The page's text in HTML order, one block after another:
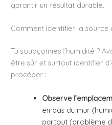
garantir un résultat durable.
Comment identifier la source
Tu soupçonnes l’humidité ?
être sûr et surtout identifier
procéder :
Observe
en bas du mur
partout (problème